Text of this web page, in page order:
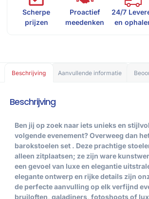
Scherpe
prijzen
Proactief
meedenken
24/7
en
Beschrijving Aanvullende informatie
Beschrijving
Ben jij op zoek naar iets unieks en
volgende evenement? Overweeg dan
barokstoelen set . Deze prachtige
alleen zitplaatsen; ze zijn ware
een gevoel van luxe en elegantie
elegante ontwerp en rijke details zijn
de perfecte aanvulling op elk verfijnd
bruiloften, galadiners, fotoshoots of